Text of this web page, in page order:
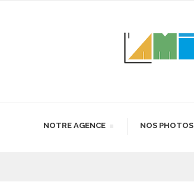
NOTRE AGENCE NOS PHOTOS